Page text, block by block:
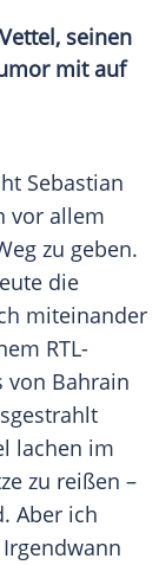
seinen
mit auf
Sebastian
vor allem
zu geben.
die
miteinander
RTL-
von Bahrain
lachen im
zu reißen –
Aber ich